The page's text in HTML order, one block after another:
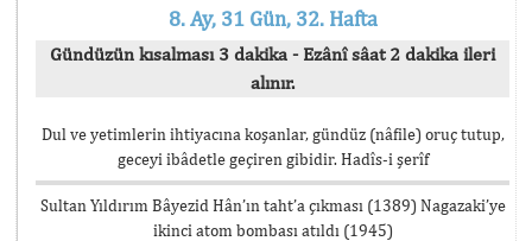
8. Ay, 31 Gün, 32. Hafta
Gündüzün kısalması 3 dakika - Ezânî sâat 2 dakika ileri
alınır.
Dul ve yetimlerin ihtiyacına koşanlar, gündüz (nâfile) oruç tutup,
geceyi ibâdetle geçiren gibidir. Hadîs-i şerîf
Sultan Yıldırım Bâyezid Hân’ın taht’a çıkması (1389) Nagazaki’ye
ikinci atom bombası atıldı (1945)